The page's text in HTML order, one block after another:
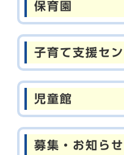
保育園
子育て支援セ
児童館
募集・お知らせ